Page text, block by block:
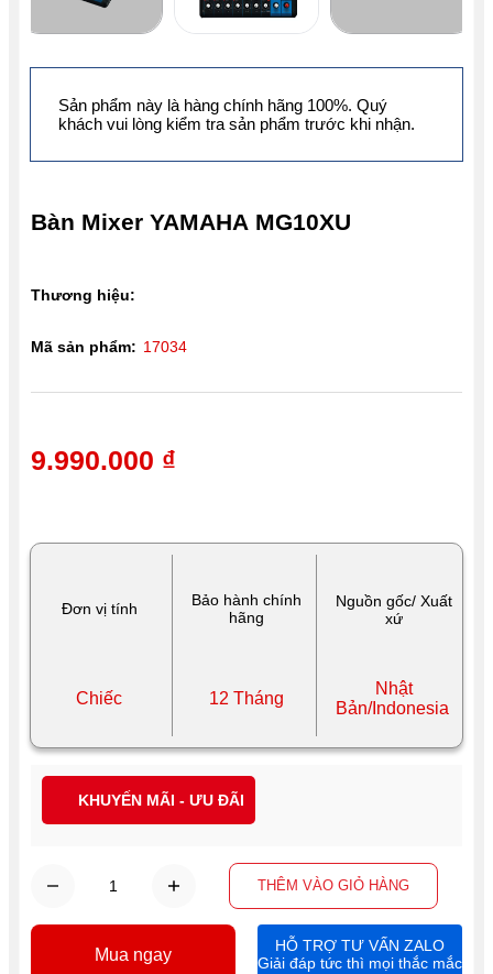
Đơn vị tính
Bảo hành chính
hãng
Nguồn gốc/ Xuất
xứ
Chiếc 12 Tháng
Nhật
Bản/Indonesia
Bàn Mixer YAMAHA MG10XU
THÊM VÀO GIỎ HÀNG
9.990.000 ₫
Thương hiệu:
Mã sản phẩm: 17034
Mua ngay
HỖ TRỢ TƯ VẤN ZALO
Giải đáp tức thì mọi thắc mắc
KHUYẾN MÃI - ƯU ĐÃI
Sản phẩm này là hàng chính hãng 100%. Quý
khách vui lòng kiểm tra sản phẩm trước khi nhận.